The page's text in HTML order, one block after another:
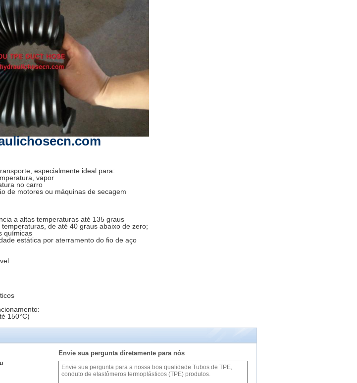
especialmente ideal para:
vapor
no carro
de motores ou máquinas de secagem
a altas temperaturas até 135 graus
de até 40 graus abaixo de zero;
químicas
estática por aterramento do fio de aço
150°C)
Envie sua pergunta diretamente para nós